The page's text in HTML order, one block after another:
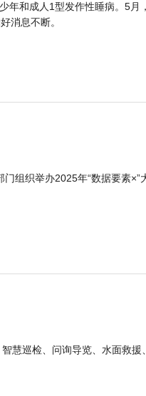
年和成人1型发作性睡病。5月
消息不断。
组织举办2025年“数据要素×”
慧巡检、问询导览、水面救援